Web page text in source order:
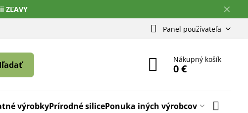
✕
ZĽAVY
Panel používateľa
Nákupný košík
0 €
výrobkyPrírodné silicePonuka iných výrobcov